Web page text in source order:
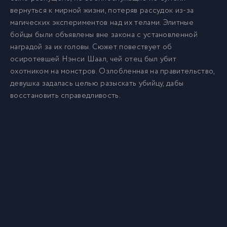
вернуться к мирной жизни, потеряв рассудок из-за
магических экспериментов над их телами. Элитные
бойцы были объявлены вне закона с установленной
наградой за их головы. Сюжет повествует об
осиротевшей Нэнси Шаал, чей отец был убит
охотником на монстров. Озлобленная на правительство,
девушка задалась целью разыскать убийцу, дабы
восстановить справедливость.